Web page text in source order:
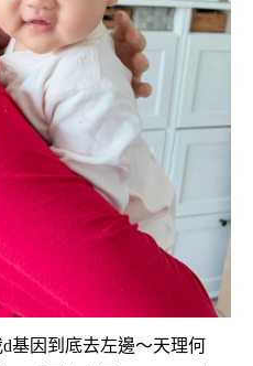
基因到底去左邊～天理何